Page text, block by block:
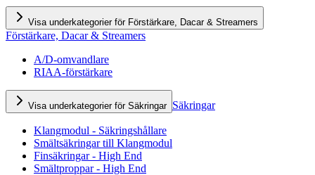
Visa underkategorier för Förstärkare, Dacar & Streamers
Förstärkare, Dacar & Streamers
A/D-omvandlare
RIAA-förstärkare
Visa underkategorier för Säkringar Säkringar
Klangmodul - Säkringshållare
Smältsäkringar till Klangmodul
Finsäkringar - High End
Smältproppar - High End